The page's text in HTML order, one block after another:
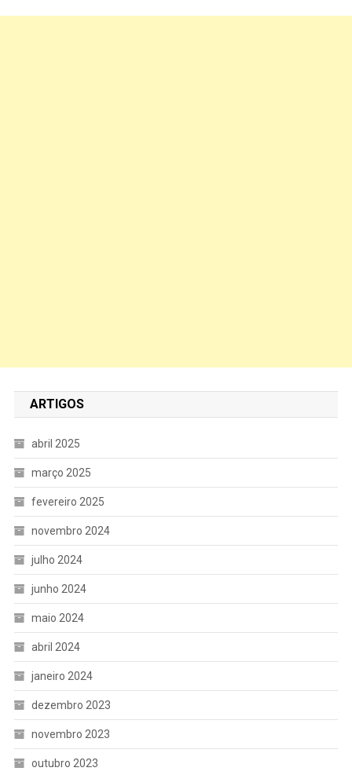
ARTIGOS
abril 2025
março 2025
fevereiro 2025
novembro 2024
julho 2024
junho 2024
maio 2024
abril 2024
janeiro 2024
dezembro 2023
novembro 2023
outubro 2023